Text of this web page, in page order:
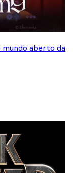
mundo aberto da